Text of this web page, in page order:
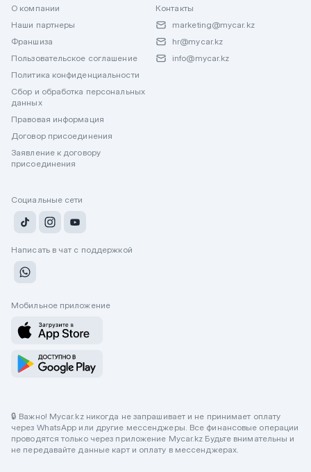
О компании
Наши партнеры
Франшиза
Пользовательское соглашение
Политика конфиденциальности
Сбор и обработка персональных
данных
Правовая информация
Договор присоединения
Заявление к договору
присоединения
Контакты
marketing@mycar.kz
hr@mycar.kz
info@mycar.kz
Социальные сети
Написать в чат с поддержкой
Мобильное приложение
🔒 Важно! Mycar.kz никогда не запрашивает и не принимает оплату
через WhatsApp или другие мессенджеры. Все финансовые операции
проводятся только через приложение Mycar.kz Будьте внимательны и
не передавайте данные карт и оплату в мессенджерах.